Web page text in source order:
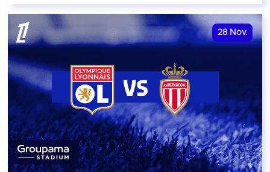
28 Nov.